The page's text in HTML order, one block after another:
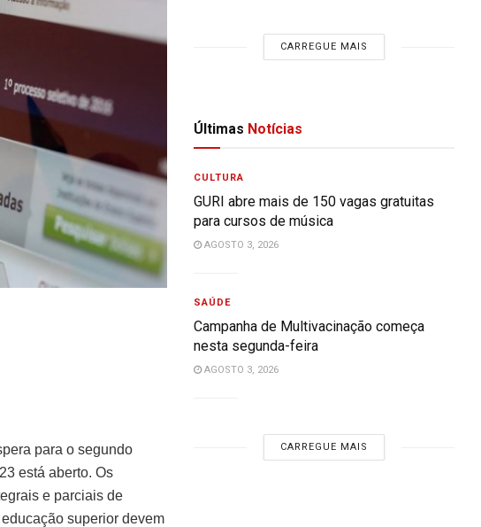
para o segundo
está aberto. Os
e parciais de
superior devem
CARREGUE MAIS
Últimas Notícias
CULTURA
GURI abre mais de 150 vagas gratuitas
para cursos de música
AGOSTO 3, 2026
SAÚDE
Campanha de Multivacinação começa
nesta segunda-feira
AGOSTO 3, 2026
CARREGUE MAIS